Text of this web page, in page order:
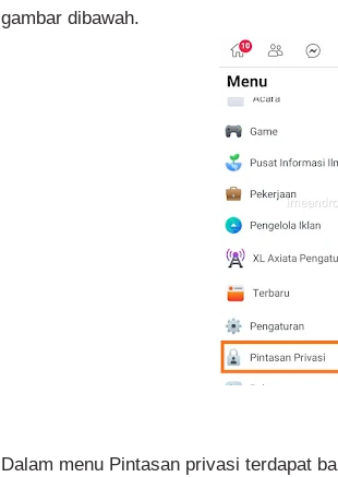
gambar dibawah.
Dalam menu Pintasan privasi terdapat